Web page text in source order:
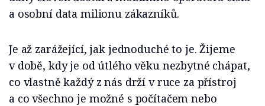
a osobní data milionu zákazníků.
Je až zarážející, jak jednoduché to je. Žijeme
v době, kdy je od útlého věku nezbytné chápat,
co vlastně každý z nás drží v ruce za přístroj
a co všechno je možné s počítačem nebo